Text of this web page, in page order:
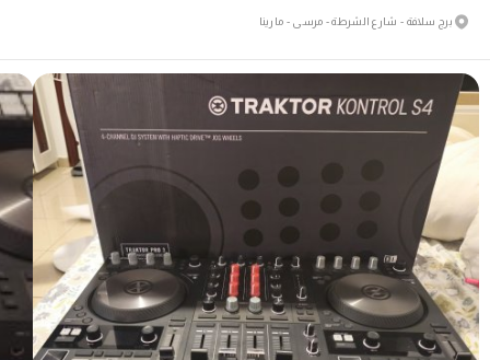
برج سلافة - شارع الشرطة - مرسى - مارينا